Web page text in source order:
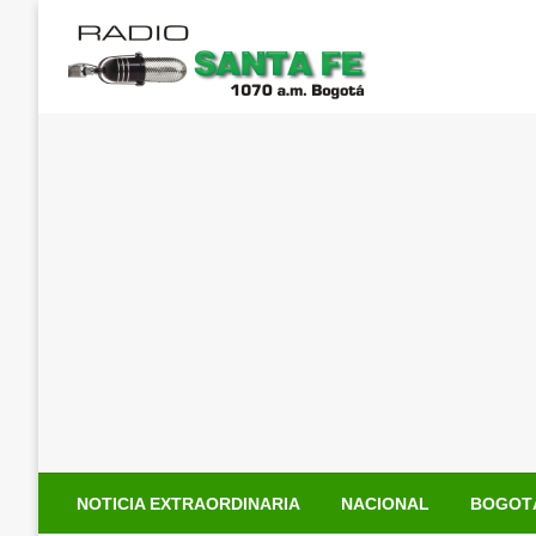
contenido
NOTICIA EXTRAORDINARIA NACIONAL